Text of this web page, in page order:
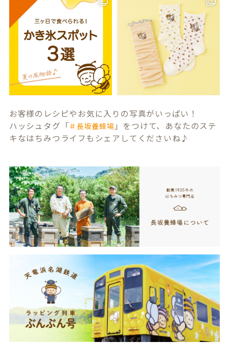
お客様のレシピやお気に入りの写真がいっぱい！
ハッシュタグ「＃長坂養蜂場 」をつけて、あなたのステ
キなはちみつライフもシェアしてくださいね♪